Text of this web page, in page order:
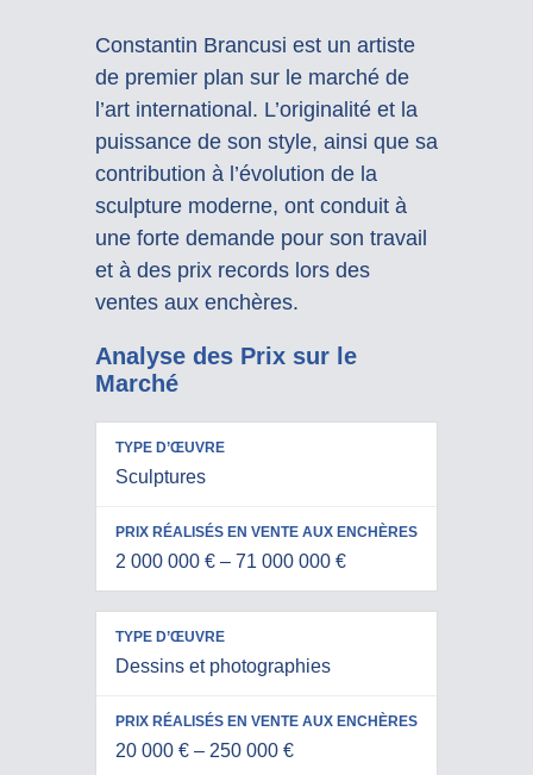
Constantin Brancusi est un artiste
de premier plan sur le marché de
l’art international. L’originalité et la
puissance de son style, ainsi que sa
contribution à l’évolution de la
sculpture moderne, ont conduit à
une forte demande pour son travail
et à des prix records lors des
ventes aux enchères.
Analyse des Prix sur le
Marché
D’ŒUVRE
AUX
ENCHÈRES
Sculptures
2 000 000 € – 71 000 000 €
Dessins et photographies
20 000 € – 250 000 €